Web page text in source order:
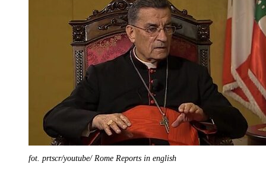
fot. prtscr/youtube/ Rome Reports in english